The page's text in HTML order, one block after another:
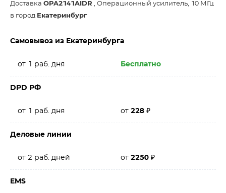
Доставка OPA2141AIDR , Операционный усилитель, 10 МГц
в город Екатеринбург
Самовывоз из Екатеринбурга
от 1 раб. дня Бесплатно
DPD РФ
от 1 раб. дня от 228 ₽
Деловые линии
от 2 раб. дней от 2250 ₽
EMS